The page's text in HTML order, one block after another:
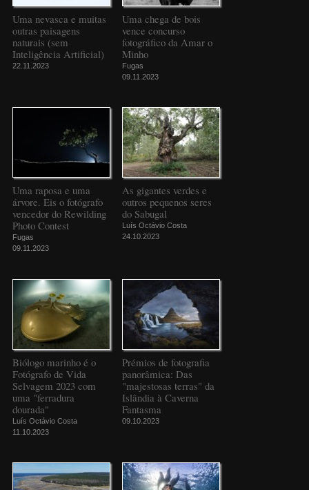
Uma nevasca e muitas
outras paisagens
naturais (sem
Inteligência Artificial)
22.11.2023
Uma chega de bois
vence concurso
fotográfico da Amar o
Minho
Fugas
09.11.2023
Uma raposa e uma
árvore. Eis o fotógrafo
vencedor do Rewilding
Photo Contest
Fugas
09.11.2023
As gigantes verdes e
outros pequenos seres
do Sabugal
Luís Octávio Costa
24.10.2023
Biólogo marinho é o
Fotógrafo de Vida
Selvagem 2023 com
uma "ferradura
dourada"
Luís Octávio Costa
11.10.2023
Prémios de fotografia
panorâmica: Das
"majestosas terras" da
Islândia à Caverna
Fantasma
09.10.2023